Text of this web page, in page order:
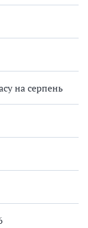
на серпень